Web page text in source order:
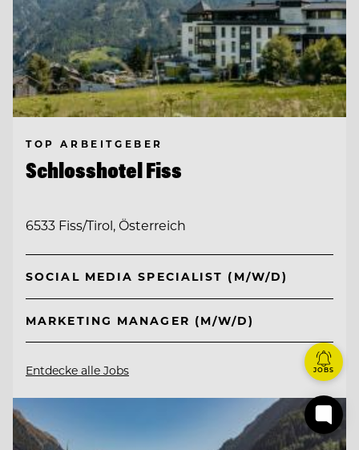
TOP ARBEITGEBER
Schlosshotel Fiss
6533 Fiss/Tirol, Österreich
SOCIAL MEDIA SPECIALIST (M/W/D)
MARKETING MANAGER (M/W/D)
Entdecke alle Jobs JOBS